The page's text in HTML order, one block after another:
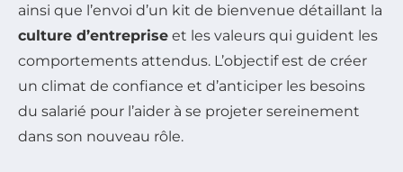
ainsi que l’envoi d’un kit de bienvenue détaillant la
culture d’entreprise et les valeurs qui guident les
comportements attendus. L’objectif est de créer
un climat de confiance et d’anticiper les besoins
du salarié pour l’aider à se projeter sereinement
dans son nouveau rôle.